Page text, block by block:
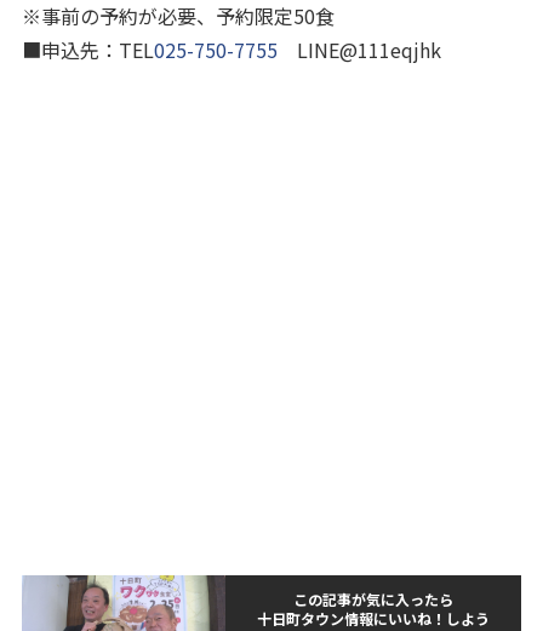
※事前の予約が必要、予約限定50食
■申込先：TEL025-750-7755 LINE@111eqjhk
この記事が気に入ったら
十日町タウン情報にいいね！しよう